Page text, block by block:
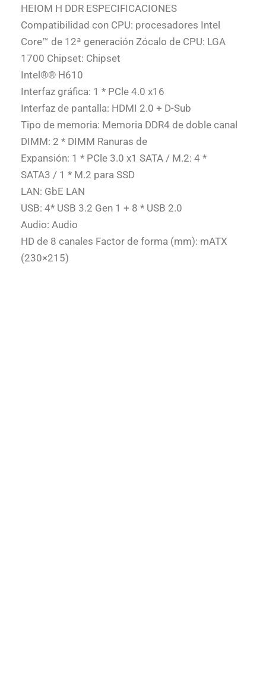
HEIOM H DDR ESPECIFICACIONES
Compatibilidad con CPU: procesadores Intel
Core™ de 12ª generación Zócalo de CPU: LGA
1700 Chipset: Chipset
Intel®® H610
Interfaz gráfica: 1 * PCle 4.0 x16
Interfaz de pantalla: HDMI 2.0 + D-Sub
Tipo de memoria: Memoria DDR4 de doble canal
DIMM: 2 * DIMM Ranuras de
Expansión: 1 * PCle 3.0 x1 SATA / M.2: 4 *
SATA3 / 1 * M.2 para SSD
LAN: GbE LAN
USB: 4* USB 3.2 Gen 1 + 8 * USB 2.0
Audio: Audio
HD de 8 canales Factor de forma (mm): mATX
(230×215)